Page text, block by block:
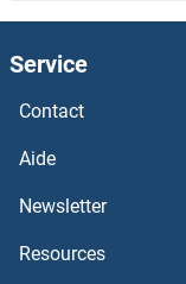
HGSNAT Anticorps
HGS Anticorps
HGF Anticorps
HGD Anticorps
Service
Contact
Aide
Newsletter
Resources